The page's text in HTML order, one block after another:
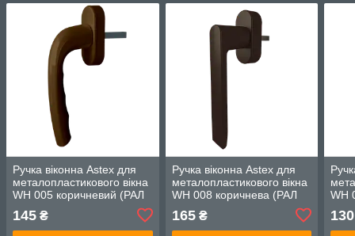
Ручка віконна Astex для
металопластикового вікна
WH 005 коричневий (РАЛ
145 ₴
Ручка віконна Astex для
металопластикового вікна
WH 008 коричнева (РАЛ
165₴
WH
130